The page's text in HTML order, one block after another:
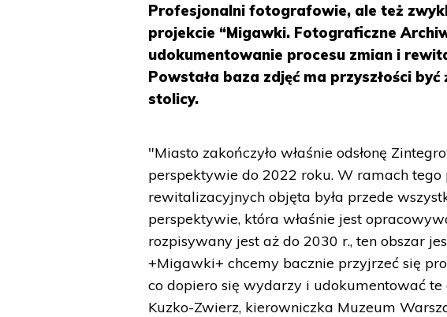
Profesjonalni fotografowie, ale też
projekcie “Migawki. Fotograficzne
udokumentowanie procesu zmian i
Powstała baza zdjęć ma przyszłości
stolicy.
"Miasto zakończyło właśnie odsłonę
perspektywie do 2022 roku. W ramach tego
rewitalizacyjnych objęta była przede
perspektywie, która właśnie jest
rozpisywany jest aż do 2030 r., ten obszar
+Migawki+ chcemy bacznie przyjrzeć się
co dopiero się wydarzy i udokumentować
Kuzko-Zwierz, kierowniczka Muzeum